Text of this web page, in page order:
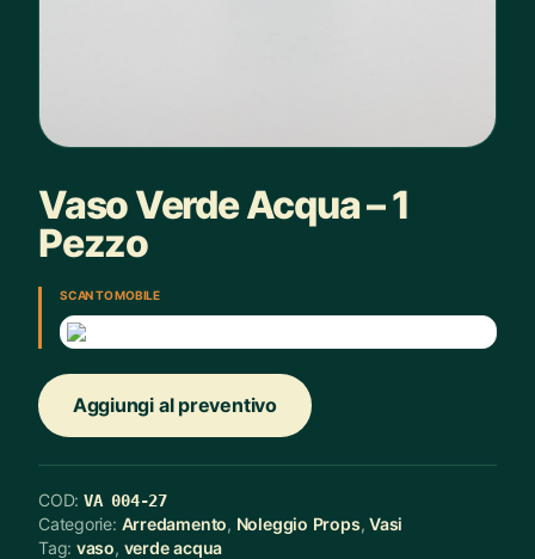
Vaso Verde Acqua – 1
Pezzo
SCAN TO MOBILE
Aggiungi al preventivo
COD: VA 004-27
Categorie: Arredamento, Noleggio Props,Vasi
Tag: vaso, verde acqua